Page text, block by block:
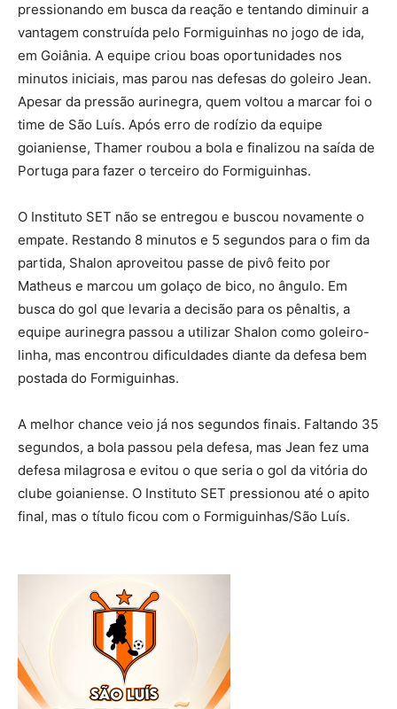
pressionando em busca da reação e tentando diminuir a
vantagem construída pelo Formiguinhas no jogo de ida,
em Goiânia. A equipe criou boas oportunidades nos
minutos iniciais, mas parou nas defesas do goleiro Jean.
Apesar da pressão aurinegra, quem voltou a marcar foi o
time de São Luís. Após erro de rodízio da equipe
goianiense, Thamer roubou a bola e finalizou na saída de
Portuga para fazer o terceiro do Formiguinhas.
O Instituto SET não se entregou e buscou novamente o
empate. Restando 8 minutos e 5 segundos para o fim da
partida, Shalon aproveitou passe de pivô feito por
Matheus e marcou um golaço de bico, no ângulo. Em
busca do gol que levaria a decisão para os pênaltis, a
equipe aurinegra passou a utilizar Shalon como goleiro-
linha, mas encontrou dificuldades diante da defesa bem
postada do Formiguinhas.
A melhor chance veio já nos segundos finais. Faltando 35
segundos, a bola passou pela defesa, mas Jean fez uma
defesa milagrosa e evitou o que seria o gol da vitória do
clube goianiense. O Instituto SET pressionou até o apito
final, mas o título ficou com o Formiguinhas/São Luís.